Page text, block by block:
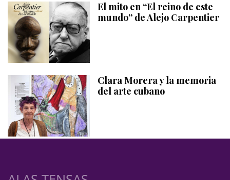
El mito en “El reino de este
mundo” de Alejo Carpentier
Clara Morera y la memoria
del arte cubano